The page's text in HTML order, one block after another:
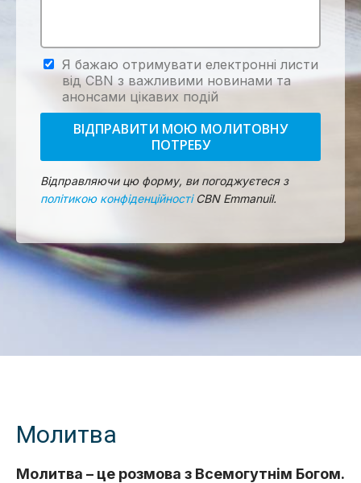
Я бажаю отримувати електронні листи
від CBN з важливими новинами та
анонсами цікавих подій
ВІДПРАВИТИ МОЮ МОЛИТОВНУ
ПОТРЕБУ
Відправляючи цю форму, ви погоджуєтеся з
політикою конфіденційностіCBN Emmanuil.
Молитва
Молитва – це розмова з Всемогутнім Богом.